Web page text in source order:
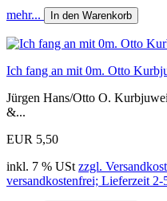
mehr... In den Warenkorb
Ich fang an mit 0m. Otto
Jürgen Hans/Otto O.
&...
EUR 5,50
inkl. 7 % USt zzgl.
versandkostenfrei; Lieferzeit